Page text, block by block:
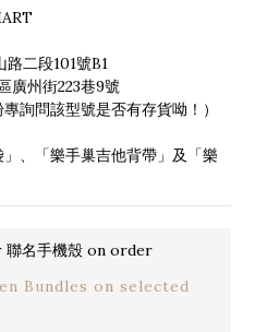
二段101號B1
廣州街223巷9號
詢問該型號是否有存貨呦！）
、「樂手巢吉他背帶」及「樂
聯名手機殼 on order
Bundles on selected